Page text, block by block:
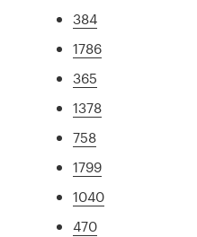
384
1786
365
1378
758
1799
1040
470